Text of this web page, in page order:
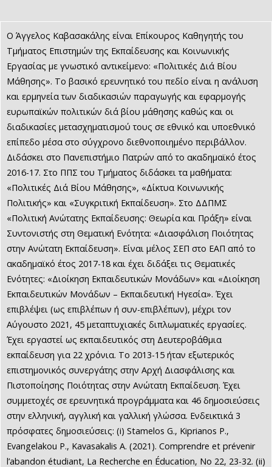
Ο Άγγελος Καβασακάλης είναι Επίκουρος Καθηγητής του
Τμήματος Επιστημών της Εκπαίδευσης και Κοινωνικής
Εργασίας με γνωστικό αντικείμενο: «Πολιτικές Διά Βίου
Μάθησης». Το βασικό ερευνητικό του πεδίο είναι η ανάλυση
και ερμηνεία των διαδικασιών παραγωγής και εφαρμογής
ευρωπαϊκών πολιτικών διά βίου μάθησης καθώς και οι
διαδικασίες μετασχηματισμού τους σε εθνικό και υποεθνικό
επίπεδο μέσα στο σύγχρονο διεθνοποιημένο περιβάλλον.
Διδάσκει στο Πανεπιστήμιο Πατρών από το ακαδημαϊκό έτος
2016-17. Στο ΠΠΣ του Τμήματος διδάσκει τα μαθήματα:
«Πολιτικές Διά Βίου Μάθησης», «Δίκτυα Κοινωνικής
Πολιτικής» και «Συγκριτική Εκπαίδευση». Στο ΔΔΠΜΣ
«Πολιτική Ανώτατης Εκπαίδευσης: Θεωρία και Πράξη» είναι
Συντονιστής στη Θεματική Ενότητα: «Διασφάλιση Ποιότητας
στην Ανώτατη Εκπαίδευση». Είναι μέλος ΣΕΠ στο ΕΑΠ από το
ακαδημαϊκό έτος 2017-18 και έχει διδάξει τις Θεματικές
Ενότητες: «Διοίκηση Εκπαιδευτικών Μονάδων» και «Διοίκηση
Εκπαιδευτικών Μονάδων – Εκπαιδευτική Ηγεσία». Έχει
επιβλέψει (ως επιβλέπων ή συν-επιβλέπων), μέχρι τον
Αύγουστο 2021, 45 μεταπτυχιακές διπλωματικές εργασίες.
Έχει εργαστεί ως εκπαιδευτικός στη Δευτεροβάθμια
εκπαίδευση για 22 χρόνια. Το 2013-15 ήταν εξωτερικός
επιστημονικός συνεργάτης στην Αρχή Διασφάλισης και
Πιστοποίησης Ποιότητας στην Ανώτατη Εκπαίδευση. Έχει
συμμετοχές σε ερευνητικά προγράμματα και 46 δημοσιεύσεις
στην ελληνική, αγγλική και γαλλική γλώσσα. Ενδεικτικά 3
πρόσφατες δημοσιεύσεις: (i) Stamelos G., Kiprianos P.,
Evangelakou P., Kavasakalis A. (2021). Comprendre et prévenir
l’abandon étudiant, La Recherche en Éducation, No 22, 23-32. (ii)